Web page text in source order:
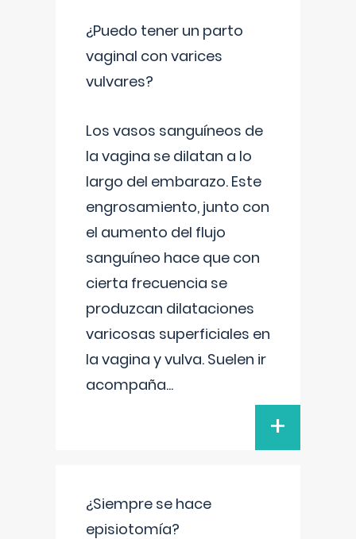
¿Puedo tener un parto
vaginal con varices
vulvares?
Los vasos sanguíneos de
la vagina se dilatan a lo
largo del embarazo. Este
engrosamiento, junto con
el aumento del flujo
sanguíneo hace que con
cierta frecuencia se
produzcan dilataciones
varicosas superficiales en
la vagina y vulva. Suelen ir
acompaña...
+
¿Siempre se hace
episiotomía?